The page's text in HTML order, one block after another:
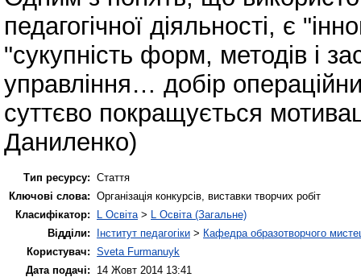
педагогічної діяльності, є
"сукупність форм, методів і
управління… добір
суттєво покращується
Даниленко)
Тип ресурсу: Стаття
Ключові слова: Організація конкурсів, виставки творчих робіт
Класифікатор:
L Освіта > L Освіта (Загальне)
Відділи:
Інститут педагогіки > Кафедра образотворчого
Користувач: Sveta Furmanuyk
Дата подачі:
14 Жовт 2014 13:41